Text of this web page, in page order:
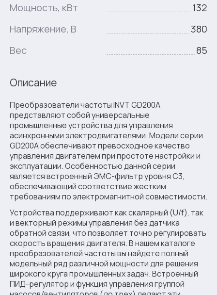
Мощность, кВт
132
Напряжение, В
380
Вес
85
Описание
Преобразователи частоты INVT GD200A
представляют собой универсальные
промышленные устройства для управления
асинхронными электродвигателями. Модели серии
GD200A обеспечивают превосходное качество
управления двигателем при простоте настройки и
эксплуатации. Особенностью данной серии
является встроенный ЭМС-фильтр уровня С3,
обеспечивающий соответствие жестким
требованиям по электромагнитной совместимости.
Устройства поддерживают как скалярный (U/f), так
и векторный режимы управления без датчика
обратной связи, что позволяет точно регулировать
скорость вращения двигателя. В нашем каталоге
преобразователей частоты вы найдете полный
модельный ряд различной мощности для решения
широкого круга промышленных задач. Встроенный
ПИД-регулятор и функция управления группой